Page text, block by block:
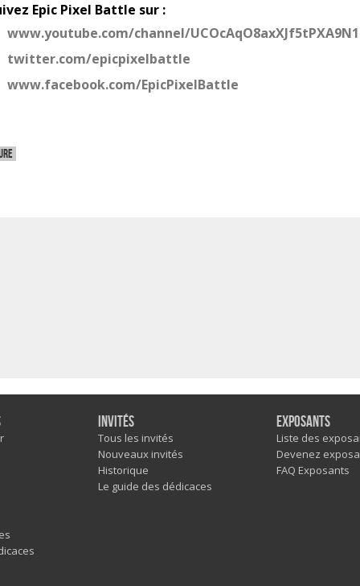
Epic Pixel Battle sur :
www.youtube.com/channel/
twitter.com/epicpixelbattle
www.facebook.com/EpicPixelBattle
Invités
Tous les invités
Nouveaux invités
Historique
Le guide des dédicaces
Exposants
Liste des
Devenez
FAQ Exposants